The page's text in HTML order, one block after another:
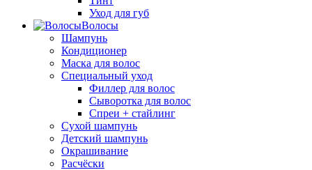
Уход для губ
Волосы
Шампунь
Кондиционер
Маска для волос
Специальный уход
Филлер для волос
Сыворотка для волос
Спреи + стайлинг
Сухой шампунь
Детский шампунь
Окрашивание
Расчёски